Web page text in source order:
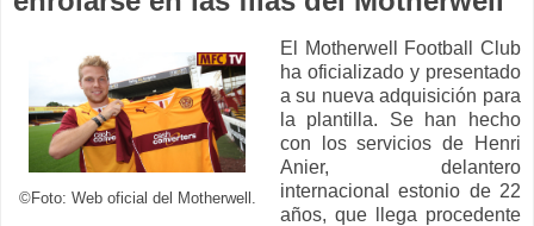
©Foto: Web oficial del Motherwell.
El Motherwell Football Club
ha oficializado y presentado
a su nueva adquisición para
la plantilla. Se han hecho
con los servicios de Henri
Anier, delantero
internacional estonio de 22
años, que llega procedente